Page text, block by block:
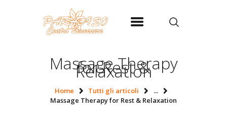
Massage Therapy
for Rest &
Relaxation
Home Tutti gli articoli
...
Massage Therapy for Rest & Relaxation
HOME
CENTRO BENESSERE